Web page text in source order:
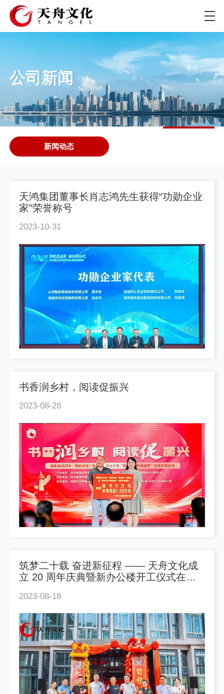
公司新闻
新闻动态
天鸿集团董事长肖志鸿先生获得“功勋企业
家”荣誉称号
2023-10-31
书香润乡村，阅读促振兴
2023-08-28
筑梦二十载 奋进新征程 —— 天舟文化成
立 20 周年庆典暨新办公楼开工仪式在马
2023-08-18